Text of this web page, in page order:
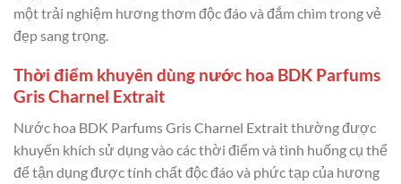
một trải nghiệm hương thơm độc đáo và đắm chìm trong vẻ
đẹp sang trọng.
Thời điểm khuyên dùng nước hoa BDK Parfums
Gris Charnel Extrait
Nước hoa BDK Parfums Gris Charnel Extrait thường được
khuyến khích sử dụng vào các thời điểm và tình huống cụ thể
để tận dụng được tính chất độc đáo và phức tạp của hương